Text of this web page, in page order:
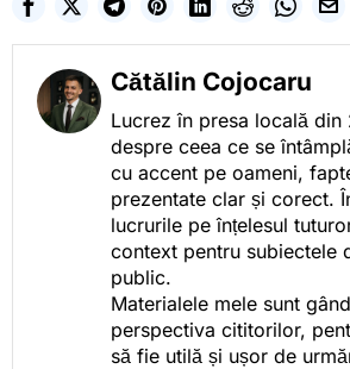
Cătălin Cojocaru
Lucrez în presa locală din
despre ceea ce se
cu accent pe oameni,
prezentate clar și corect.
lucrurile pe înțelesul
context pentru subiectele
public.
Materialele mele sunt
perspectiva cititorilor,
să fie utilă și ușor de